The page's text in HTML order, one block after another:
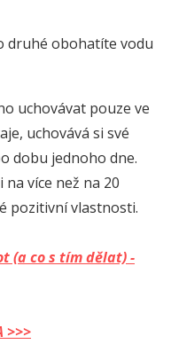
druhé obohatíte vodu
uchovávat pouze ve
uchovává si své
dobu jednoho dne.
více než na 20
pozitivní vlastnosti.
(a co s tím dělat) -
>>>